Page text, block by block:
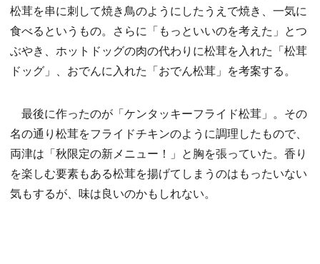
松茸を串に刺して焼き鳥のようにしたうえで焼き、一気に
食べるというもの。さらに「もっといいのを考えた」とつ
ぶやき、ホットドッグの肉の代わりに松茸を入れた「松茸
ドッグ」、おでんに入れた「おでん松茸」を考案する。
最後に作ったのが「ケンタッキーフライド松茸」。その
名の通り松茸をフライドチキンのように調理したもので、
両津は「秋限定の新メニュー！」と胸を張っていた。香り
を楽しむ要素もある松茸を揚げてしまうのはもったいない
気もするが、味は良いのかもしれない。